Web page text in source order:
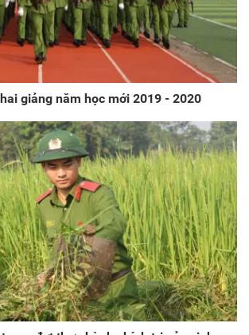
giảng năm học mới 2019 - 2020